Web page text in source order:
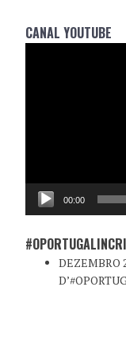
CANAL YOUTUBE
00:00
DEZEMBRO